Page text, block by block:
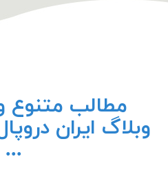
مطالب متنوع
وبلاگ ایران
...